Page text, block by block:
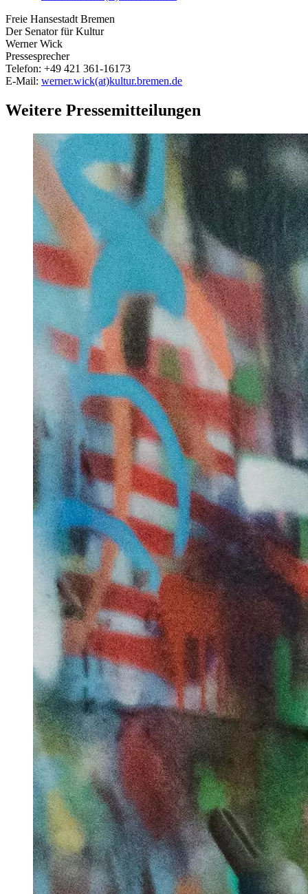
Freie Hansestadt Bremen
Der Senator für Kultur
Werner Wick
Pressesprecher
Telefon: +49 421 361-16173
E-Mail: werner.wick(at)kultur.bremen.de
Weitere Pressemitteilungen